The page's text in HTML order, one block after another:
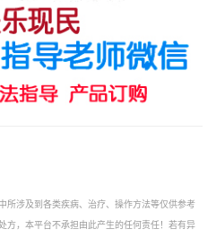
所涉及到各类疾病、治疗、操作方法等仅供参考
方，本平台不承担由此产生的任何责任！若有异